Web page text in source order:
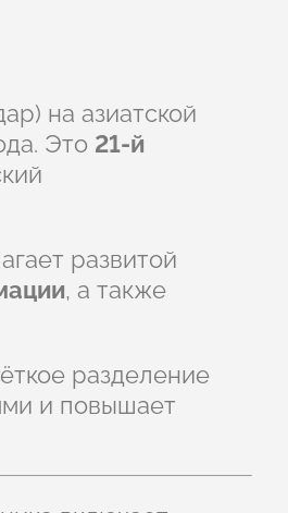
на азиатской
Это 21-й
развитой
, а также
разделение
и повышает